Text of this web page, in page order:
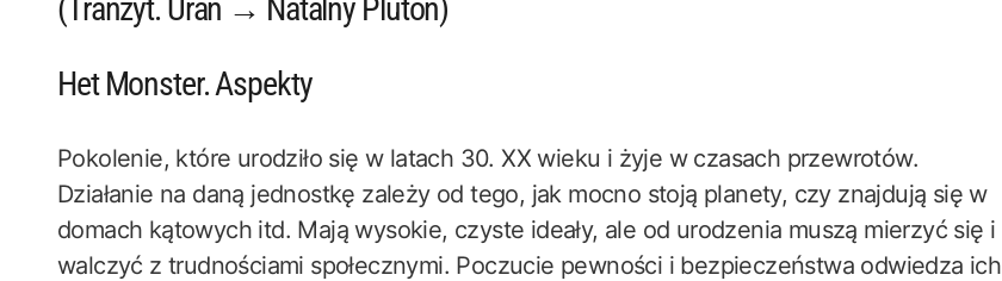
(Tranzyt. Uran → Natalny Pluton)
Het Monster. Aspekty
Pokolenie, które urodziło się w latach 30. XX wieku i żyje w czasach przewrotów.
Działanie na daną jednostkę zależy od tego, jak mocno stoją planety, czy znajdują się w
domach kątowych itd. Mają wysokie, czyste ideały, ale od urodzenia muszą mierzyć się i
walczyć z trudnościami społecznymi. Poczucie pewności i bezpieczeństwa odwiedza ich